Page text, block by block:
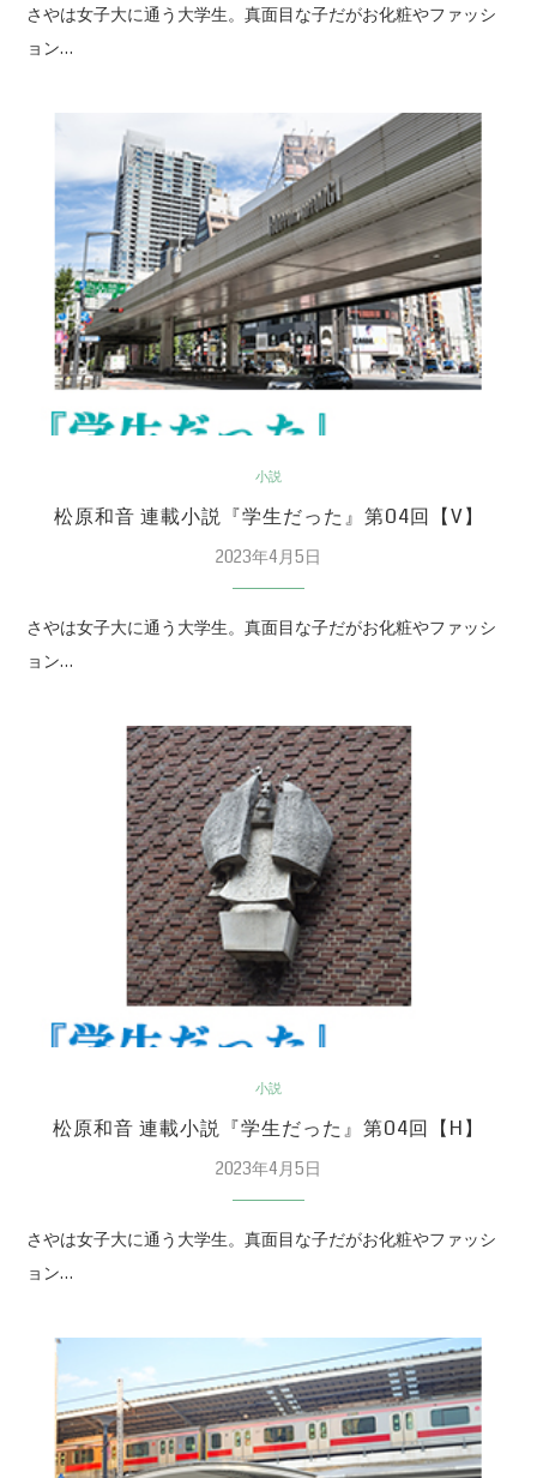
さやは女子大に通う大学生。真面目な子だがお化粧やファッシ
ョン…
小説
松原和音 連載小説『学生だった』第04回【V】
2023年4月5日
さやは女子大に通う大学生。真面目な子だがお化粧やファッシ
ョン…
小説
松原和音 連載小説『学生だった』第04回【H】
2023年4月5日
さやは女子大に通う大学生。真面目な子だがお化粧やファッシ
ョン…